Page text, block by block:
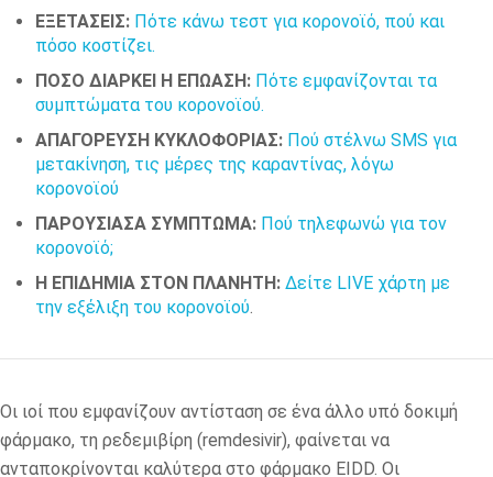
ΕΞΕΤΑΣΕΙΣ: Πότε κάνω τεστ για κορονοϊό, πού και
πόσο κοστίζει.
ΠΟΣΟ ΔΙΑΡΚΕΙ Η ΕΠΩΑΣΗ: Πότε εμφανίζονται τα
συμπτώματα του κορονοϊού.
ΑΠΑΓΟΡΕΥΣΗ ΚΥΚΛΟΦΟΡΙΑΣ: Πού στέλνω SMS για
μετακίνηση, τις μέρες της καραντίνας, λόγω
κορονοϊού
ΠΑΡΟΥΣΙΑΣΑ ΣΥΜΠΤΩΜΑ: Πού τηλεφωνώ για τον
κορονοϊό;
Η ΕΠΙΔΗΜΙΑ ΣΤΟΝ ΠΛΑΝΗΤΗ: Δείτε LIVE χάρτη με
την εξέλιξη του κορονοϊού
Οι ιοί που εμφανίζουν αντίσταση σε ένα άλλο υπό δοκιμή
φάρμακο, τη ρεδεμιβίρη (remdesivir), φαίνεται να
ανταποκρίνονται καλύτερα στο φάρμακο EIDD. Οι